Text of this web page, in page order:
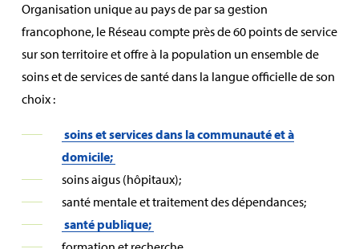
Organisation unique au pays de par sa gestion
francophone, le Réseau compte près de 60 points de service
sur son territoire et offre à la population un ensemble de
soins et de services de santé dans la langue officielle de son
choix :
soins et services dans la communauté et à
domicile;
soins aigus (hôpitaux);
santé mentale et traitement des dépendances;
santé publique;